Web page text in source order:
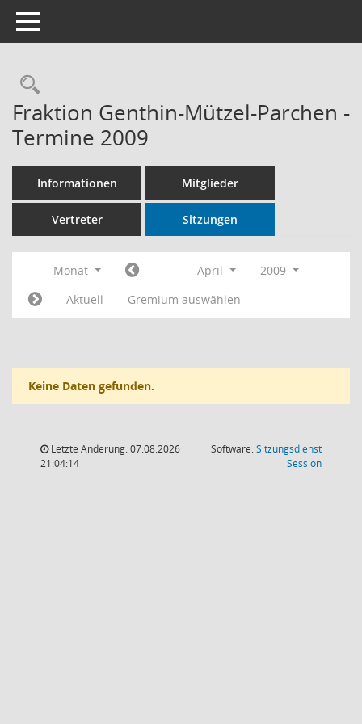
Toggle navigation
Rechercheauswahl
Fraktion Genthin-Mützel-Parchen -
Termine 2009
Informationen Mitglieder
Vertreter Sitzungen
Monat April
2009
Aktuell
Gremium auswählen
Keine Daten gefunden.
Letzte Änderung: 07.08.2026
21:04:14
Software:Sitzungsdienst
Session(Wird in